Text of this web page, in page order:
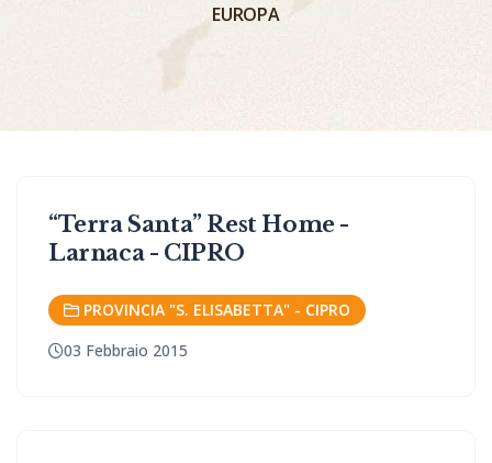
EUROPA
“Terra Santa” Rest Home -
Larnaca - CIPRO
PROVINCIA "S. ELISABETTA" - CIPRO
03 Febbraio 2015